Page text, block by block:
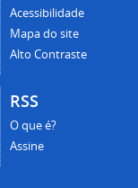
Acessibilidade
Mapa do site
Alto Contraste
RSS
O que é?
Assine